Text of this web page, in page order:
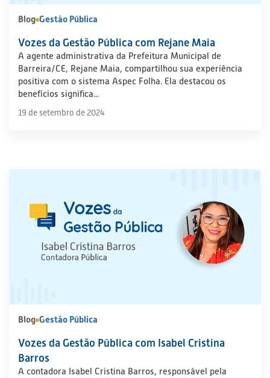
Blog Gestão Pública
Vozes da Gestão Pública com Rejane Maia
A agente administrativa da Prefeitura Municipal de
Barreira/CE, Rejane Maia, compartilhou sua experiência
positiva com o sistema Aspec Folha. Ela destacou os
benefícios significa...
19 de setembro de 2024
Blog Gestão Pública
Vozes da Gestão Pública com Isabel Cristina
Barros
A contadora Isabel Cristina Barros, responsável pela